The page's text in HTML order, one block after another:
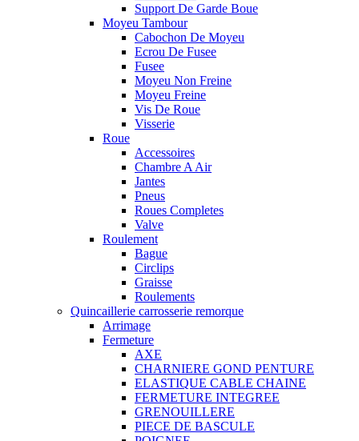
Support De Garde Boue
Moyeu Tambour
Cabochon De Moyeu
Ecrou De Fusee
Fusee
Moyeu Non Freine
Moyeu Freine
Vis De Roue
Visserie
Roue
Accessoires
Chambre A Air
Jantes
Pneus
Roues Completes
Valve
Roulement
Bague
Circlips
Graisse
Roulements
Quincaillerie carrosserie remorque
Arrimage
Fermeture
AXE
CHARNIERE GOND PENTURE
ELASTIQUE CABLE CHAINE
FERMETURE INTEGREE
GRENOUILLERE
PIECE DE BASCULE